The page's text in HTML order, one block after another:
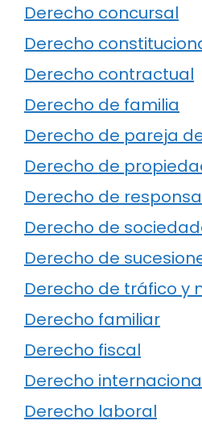
Derecho concursal
Derecho
Derecho contractual
Derecho de familia
Derecho de pareja
Derecho de
Derecho de
Derecho de
Derecho de
Derecho de tráfico y
Derecho familiar
Derecho fiscal
Derecho
Derecho laboral